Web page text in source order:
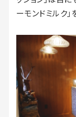
ーモンドミルク」